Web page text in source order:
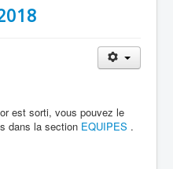
est sorti, vous pouvez le
dans la section EQUIPES .